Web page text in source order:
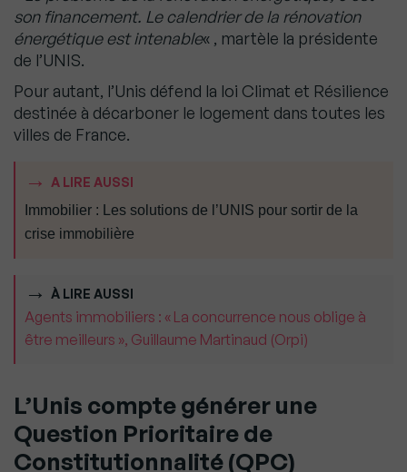
son financement. Le calendrier de la rénovation
énergétique est intenable« , martèle la présidente
de l’UNIS.
Pour autant, l’Unis défend la loi Climat et Résilience
destinée à décarboner le logement dans toutes les
villes de France.
A LIRE AUSSI
Immobilier : Les solutions de l’UNIS pour sortir de la
crise immobilière
À LIRE AUSSI
Agents immobiliers : « La concurrence nous oblige à
être meilleurs », Guillaume Martinaud (Orpi)
L’Unis compte générer une
Question Prioritaire de
Constitutionnalité (QPC)